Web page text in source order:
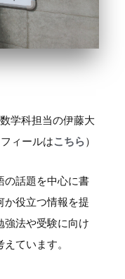
数学科担当の伊藤大
ィールはこちら）
の話題を中心に書
か役立つ情報を提
強法や受験に向け
ています。